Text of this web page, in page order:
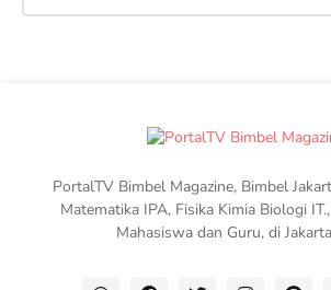
PortalTV Bimbel Magazine, Bimbel
Matematika IPA, Fisika Kimia Biologi
Mahasiswa dan Guru, di